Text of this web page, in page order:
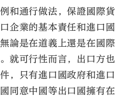
和通行做法，保證國際貨
企業的基本責任和進口國
論是在道義上還是在國際
就可行性而言，出口方也
，只有進口國政府和進口
同意中國等出口國擁有在